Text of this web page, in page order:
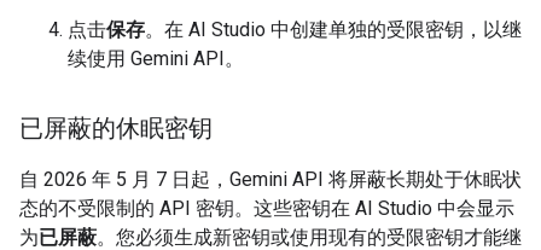
点击保存。在 AI Studio 中创建单独的受限密钥，以继
续使用 Gemini API。
已屏蔽的休眠密钥
自 2026 年 5 月 7 日起，Gemini API 将屏蔽长期处于休眠状
态的不受限制的 API 密钥。这些密钥在 AI Studio 中会显示
为已屏蔽。您必须生成新密钥或使用现有的受限密钥才能继